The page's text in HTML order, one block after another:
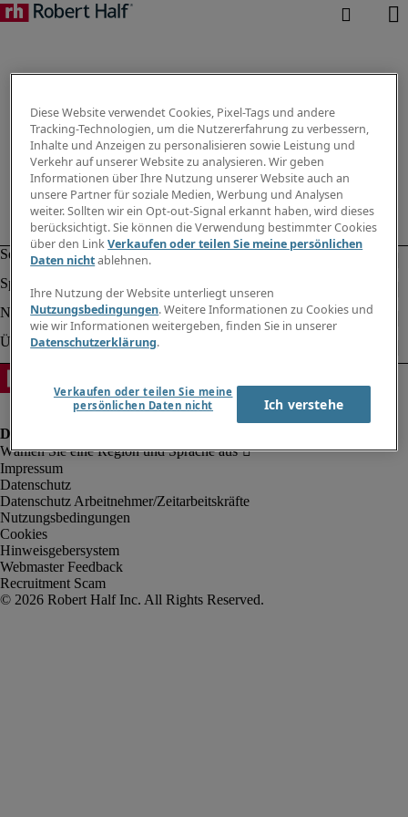
Impressum
Datenschutz
Datenschutz Arbeitnehmer/Zeitarbeitskräfte
Nutzungsbedingungen
Cookies
Hinweisgebersystem
Webmaster Feedback
Recruitment Scam
Diese Website verwendet Cookies, Pixel-Tags und andere
Tracking-Technologien, um die Nutzererfahrung zu verbessern,
Inhalte und Anzeigen zu personalisieren sowie Leistung und
Verkehr auf unserer Website zu analysieren. Wir geben
Informationen über Ihre Nutzung unserer Website auch an
unsere Partner für soziale Medien, Werbung und Analysen
weiter. Sollten wir ein Opt-out-Signal erkannt haben, wird dieses
berücksichtigt. Sie können die Verwendung bestimmter Cookies
über den LinkVerkaufen oder teilen Sie meine persönlichen
Daten nichtablehnen.
Ihre Nutzung der Website unterliegt unseren
Nutzungsbedingungen. Weitere Informationen zu Cookies und
wie wir Informationen weitergeben, finden Sie in unserer
Datenschutzerklärung.
Verkaufen oder teilen Sie meine
persönlichen Daten nicht
Ich verstehe